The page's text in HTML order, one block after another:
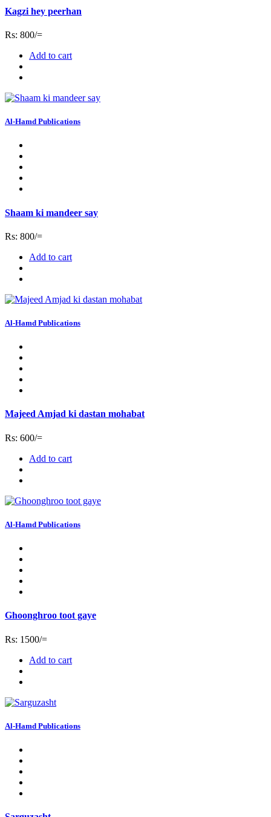
Kagzi hey peerhan
Rs: 800/=
Add to cart
Al-Hamd Publications
Shaam ki mandeer say
Rs: 800/=
Add to cart
Al-Hamd Publications
Majeed Amjad ki dastan mohabat
Rs: 600/=
Add to cart
Al-Hamd Publications
Ghoonghroo toot gaye
Rs: 1500/=
Add to cart
Al-Hamd Publications